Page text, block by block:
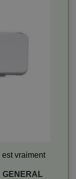
vraiment
GENERAL